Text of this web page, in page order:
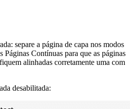
separe a página de capa nos modos
Páginas Contínuas para que as páginas
alinhadas corretamente uma com
desabilitada: